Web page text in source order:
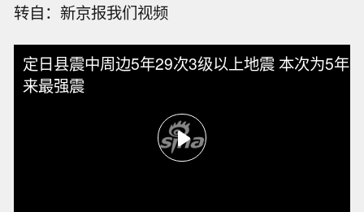
转自：新京报我们视频
定日县震中周边5年29次3级以上地震 本次为5年
来最强震